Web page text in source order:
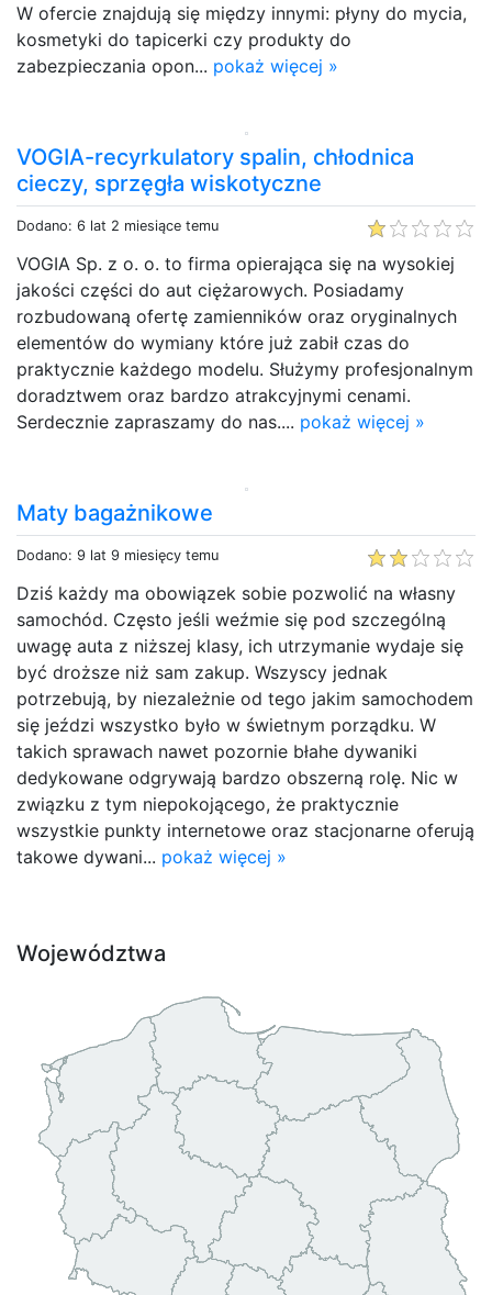
W ofercie znajdują się między innymi: płyny do mycia,
kosmetyki do tapicerki czy produkty do
zabezpieczania opon... pokaż więcej »
VOGIA-recyrkulatory spalin, chłodnica
cieczy, sprzęgła wiskotyczne
Dodano: 6 lat 2 miesiące temu
VOGIA Sp. z o. o. to firma opierająca się na wysokiej
jakości części do aut ciężarowych. Posiadamy
rozbudowaną ofertę zamienników oraz oryginalnych
elementów do wymiany które już zabił czas do
praktycznie każdego modelu. Służymy profesjonalnym
doradztwem oraz bardzo atrakcyjnymi cenami.
Serdecznie zapraszamy do nas.... pokaż więcej »
Maty bagażnikowe
Dodano: 9 lat 9 miesięcy temu
Dziś każdy ma obowiązek sobie pozwolić na własny
samochód. Często jeśli weźmie się pod szczególną
uwagę auta z niższej klasy, ich utrzymanie wydaje się
być droższe niż sam zakup. Wszyscy jednak
potrzebują, by niezależnie od tego jakim samochodem
się jeździ wszystko było w świetnym porządku. W
takich sprawach nawet pozornie błahe dywaniki
dedykowane odgrywają bardzo obszerną rolę. Nic w
związku z tym niepokojącego, że praktycznie
wszystkie punkty internetowe oraz stacjonarne oferują
takowe dywani... pokaż więcej »
Województwa